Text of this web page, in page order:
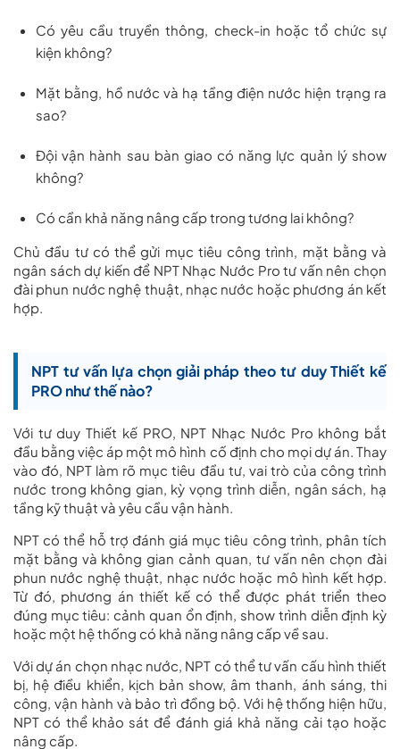
Có yêu cầu truyền thông, check-in hoặc tổ chức sự
kiện không?
Mặt bằng, hồ nước và hạ tầng điện nước hiện trạng ra
sao?
Đội vận hành sau bàn giao có năng lực quản lý show
không?
Có cần khả năng nâng cấp trong tương lai không?
Chủ đầu tư có thể gửi mục tiêu công trình, mặt bằng và
ngân sách dự kiến để NPT Nhạc Nước Pro tư vấn nên chọn
đài phun nước nghệ thuật, nhạc nước hoặc phương án kết
hợp.
NPT tư vấn lựa chọn giải pháp theo tư duy Thiết kế
PRO như thế nào?
Với tư duy Thiết kế PRO, NPT Nhạc Nước Pro không bắt
đầu bằng việc áp một mô hình cố định cho mọi dự án. Thay
vào đó, NPT làm rõ mục tiêu đầu tư, vai trò của công trình
nước trong không gian, kỳ vọng trình diễn, ngân sách, hạ
tầng kỹ thuật và yêu cầu vận hành.
NPT có thể hỗ trợ đánh giá mục tiêu công trình, phân tích
mặt bằng và không gian cảnh quan, tư vấn nên chọn đài
phun nước nghệ thuật, nhạc nước hoặc mô hình kết hợp.
Từ đó, phương án thiết kế có thể được phát triển theo
đúng mục tiêu: cảnh quan ổn định, show trình diễn định kỳ
hoặc một hệ thống có khả năng nâng cấp về sau.
Với dự án chọn nhạc nước, NPT có thể tư vấn cấu hình thiết
bị, hệ điều khiển, kịch bản show, âm thanh, ánh sáng, thi
công, vận hành và bảo trì đồng bộ. Với hệ thống hiện hữu,
NPT có thể khảo sát để đánh giá khả năng cải tạo hoặc
nâng cấp.